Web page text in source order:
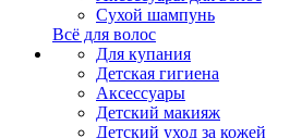
Сухой шампунь
Всё для волос
Для купания
Детская гигиена
Аксессуары
Детский макияж
Детский уход за кожей